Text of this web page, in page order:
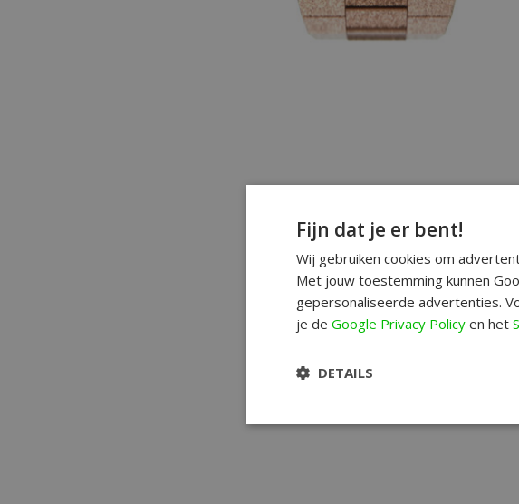
Fijn dat je er bent!
Wij gebruiken cookies om
Met jouw toestemming kunnen
gepersonaliseerde advertenties.
je de Google Privacy Policy en het
DETAILS